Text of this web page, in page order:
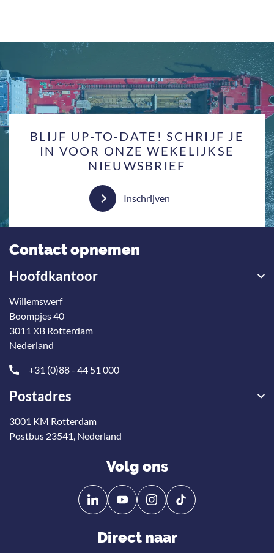
BLIJF UP-TO-DATE! SCHRIJF JE
IN VOOR ONZE WEKELIJKSE
NIEUWSBRIEF
Inschrijven
Contact opnemen
Hoofdkantoor
Willemswerf
Boompjes 40
3011 XB Rotterdam
Nederland
+31 (0)88 - 44 51 000
Postadres
3001 KM Rotterdam
Postbus 23541, Nederland
Volg ons
Volg
ons
Linkedin
Volg
ons
YouTube
Direct naar